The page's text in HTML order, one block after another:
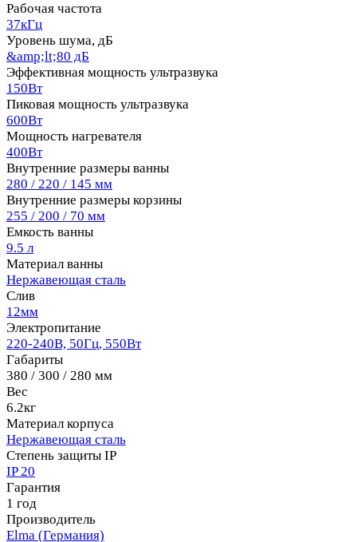
Рабочая частота
37кГц
Уровень шума, дБ
&amp;lt;80 дБ
Эффективная мощность ультразвука
150Вт
Пиковая мощность ультразвука
600Вт
Мощность нагревателя
400Вт
Внутренние размеры ванны
280 / 220 / 145 мм
Внутренние размеры корзины
255 / 200 / 70 мм
Емкость ванны
9.5 л
Материал ванны
Нержавеющая сталь
Слив
12мм
Электропитание
220-240В, 50Гц, 550Вт
Габариты
380 / 300 / 280 мм
Вес
6.2кг
Материал корпуса
Нержавеющая сталь
Степень защиты IP
IP 20
Гарантия
1 год
Производитель
Elma (Германия)